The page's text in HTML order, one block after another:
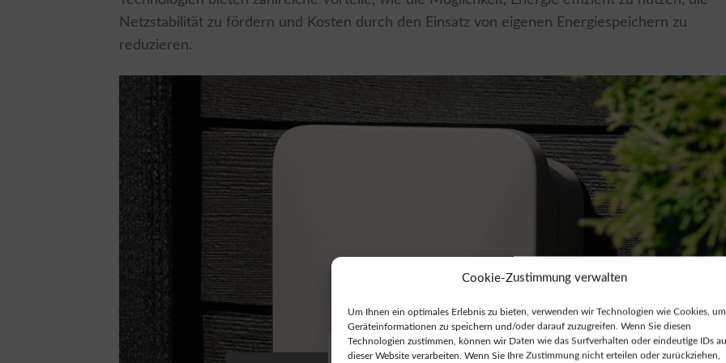
Cookie-Zustimmung verwalten
Um Ihnen ein optimales Erlebnis zu bieten, verwenden wir Technologien wie Cookies, um
Geräteinformationen zu speichern und/oder darauf zuzugreifen. Wenn Sie diesen
Technologien zustimmen, können wir Daten wie das Surfverhalten oder eindeutige IDs
dieser Website verarbeiten. Wenn Sie Ihre Zustimmung nicht erteilen oder zurückziehen,
Netzstabilität zu fördern und Kosten durch den Einsatz von eigenen Energiespeichern zu
reduzieren.